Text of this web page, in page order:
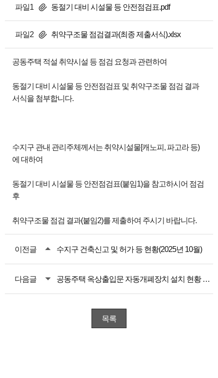
파일1 동절기 대비 시설물 등 안전점검표.pdf
파일2 취약구조물 점검결과(최종 제출서식).xlsx
공동주택 적설 취약시설 등 점검 요청과 관련하여
동절기 대비 시설물 등 안전점검표 및 취약구조물 점검 결과
서식을 첨부합니다.
수지구 관내 관리주체께서는 취약시설물[캐노피, 파고라 등)
에 대하여
동절기 대비 시설물 등 안전점검표(붙임1)을 참고하시어 점검
후
취약구조물 점검 결과(붙임2)를 제출하여 주시기 바랍니다.
이전글 수지구 건축신고 및 허가 등 현황(2025년 10월)
다음글 공동주택 옥상출입문 자동개폐장치 설치 현황 자료 서식
목록